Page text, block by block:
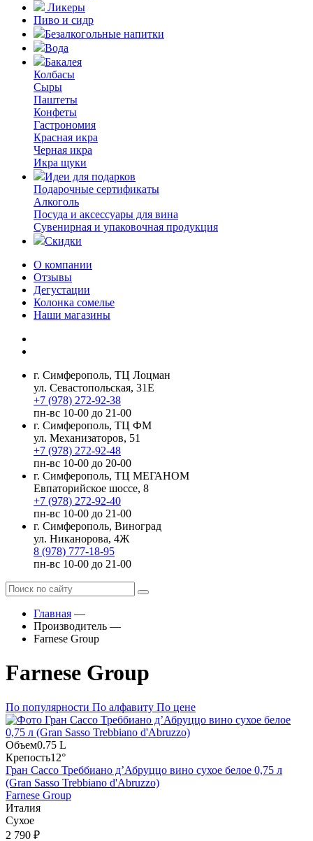
Ликеры
Пиво и сидр
Безалкогольные напитки
Вода
Бакалея
Колбасы
Сыры
Паштеты
Конфеты
Гастрономия
Красная икра
Черная икра
Икра щуки
Идеи для подарков
Подарочные сертификаты
Алкоголь
Посуда и аксессуары для вина
Сувенирная и упаковочная продукция
Скидки
О компании
Отзывы
Дегустации
Колонка сомелье
Наши магазины
г. Симферополь, ТЦ Лоцман
ул. Севастопольская, 31Е
+7 (978) 272-92-38
пн-вс 10-00 до 21-00
г. Симферополь, ТЦ ФМ
ул. Механизаторов, 51
+7 (978) 272-92-48
пн-вс 10-00 до 20-00
г. Симферополь, ТЦ МЕГАНОМ
Евпаторийское шоссе, 8
+7 (978) 272-92-40
пн-вс 10-00 до 21-00
г. Симферополь, Виноград
ул. Никанорова, 4Ж
8 (978) 777-18-95
пн-вс 10-00 до 21-00
Главная —
Производитель —
Farnese Group
Farnese Group
По популярности По алфавиту По цене
Объем0.75 L
Крепость12°
Гран Сассо Треббиано д’Абруццо вино сухое белое 0,75 л
(Gran Sasso Trebbiano d'Abruzzo)
Farnese Group
Италия
Сухое
2 790 ₽